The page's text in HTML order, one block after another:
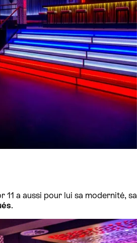
a aussi pour lui sa modernité, sa
.